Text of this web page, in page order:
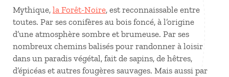
Mythique, la Forêt-Noire, est reconnaissable entre
toutes. Par ses conifères au bois foncé, à l’origine
d’une atmosphère sombre et brumeuse. Par ses
nombreux chemins balisés pour randonner à loisir
dans un paradis végétal, fait de sapins, de hêtres,
d’épicéas et autres fougères sauvages. Mais aussi par